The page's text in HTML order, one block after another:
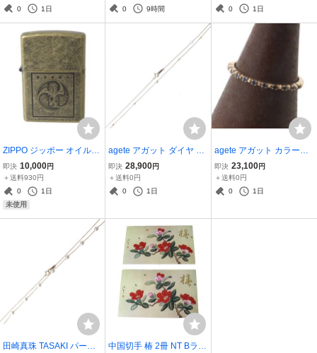
ルド 袋 全長12.8cm 胴
0
1日
0
9時間
ローゴールド 9.5号 リン
0
1日
ZIPPO ジッポー オイルラ
イター 帝国華撃団 帝撃 サ
クラ大戦 ゴールド C XIII
(1997年製) ケース NT Aラ
ンク
即決 10,000円
＋送料930円
0
1日
未使用
agete アガット ダイヤ ス
テーションネックレス 小
豆チェーン K10YG 10金×
ダイヤモンド 0.04ct 首周
即決 28,900円
＋送料0円
0
1日
agete アガット カラース
トーン リング 指輪 K10Y
G 10金×カラーストーン 1
0号 リング幅1.1~1.3mm
即決 23,100円
＋送料0円
0
1日
田崎真珠 TASAKI パール
中国切手 椿 2冊 NT Bラン